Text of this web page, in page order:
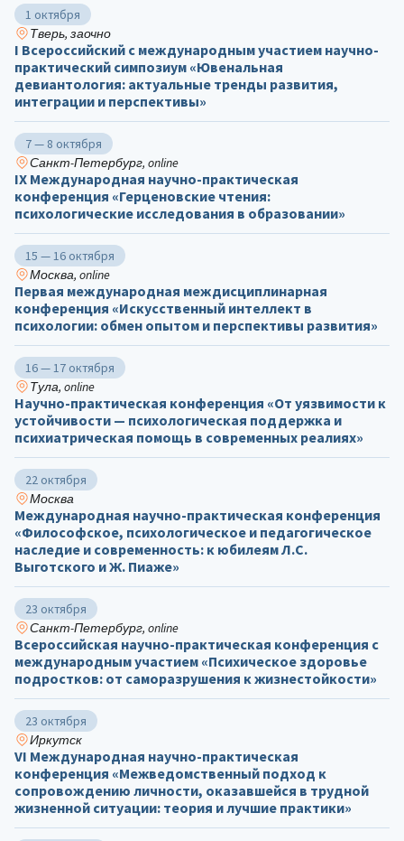
1 октября
Тверь, заочно
I Всероссийский с международным участием научно-
практический симпозиум «Ювенальная
девиантология: актуальные тренды развития,
интеграции и перспективы»
7 — 8 октября
Санкт-Петербург, online
IX Международная научно-практическая
конференция «Герценовские чтения:
психологические исследования в образовании»
15 — 16 октября
Москва, online
Первая международная междисциплинарная
конференция «Искусственный интеллект в
психологии: обмен опытом и перспективы развития»
16 — 17 октября
Тула, online
Научно-практическая конференция «От уязвимости к
устойчивости — психологическая поддержка и
психиатрическая помощь в современных реалиях»
22 октября
Москва
Международная научно-практическая конференция
«Философское, психологическое и педагогическое
наследие и современность: к юбилеям Л.С.
Выготского и Ж. Пиаже»
23 октября
Санкт-Петербург, online
Всероссийская научно-практическая конференция с
международным участием «Психическое здоровье
подростков: от саморазрушения к жизнестойкости»
23 октября
Иркутск
VI Международная научно-практическая
конференция «Межведомственный подход к
сопровождению личности, оказавшейся в трудной
жизненной ситуации: теория и лучшие практики»